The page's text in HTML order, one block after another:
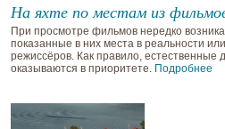
На яхте по местам из
При просмотре фильмов нередко
показанные в них места в реальности
режиссёров. Как правило, естественные
оказываются в приоритете. Подробнее